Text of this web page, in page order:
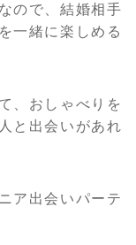
ので、結婚相手
一緒に楽しめる
、おしゃべりを
と出会いがあれ
ア出会いパーテ